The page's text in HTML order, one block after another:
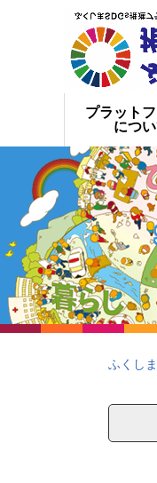
プラット
につ
ふくし